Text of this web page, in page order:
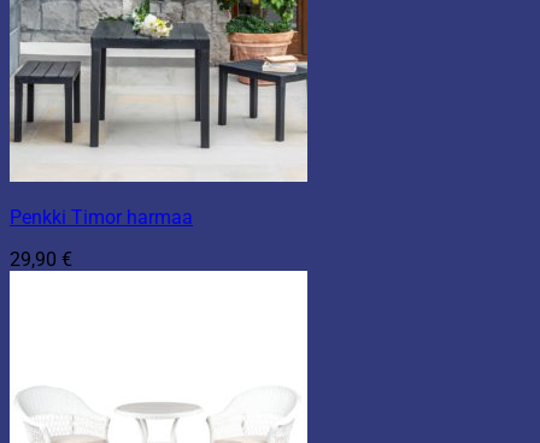
Penkki Timor harmaa
29,90 €